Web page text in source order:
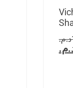
د.م.